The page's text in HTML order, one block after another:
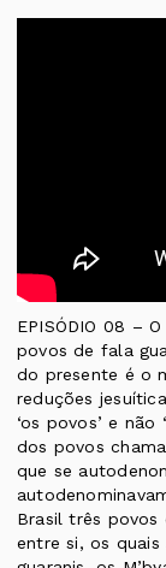
EPISÓDIO 08 –
povos de fala
do presente é o
reduções
‘os povos’ e
dos povos
que se
Brasil três povos
entre si, os quais